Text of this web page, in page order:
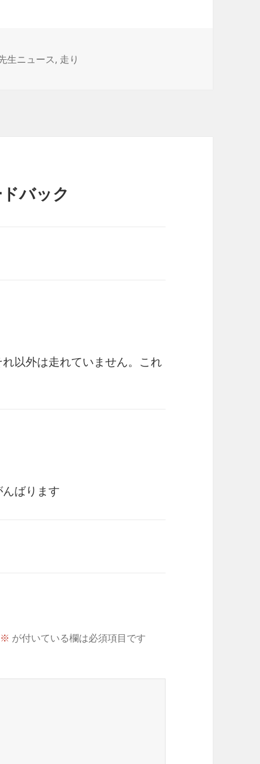
生ニュース, 走り
バック
以外は走れていません。これ
ばります
※ が付いている欄は必須項目です